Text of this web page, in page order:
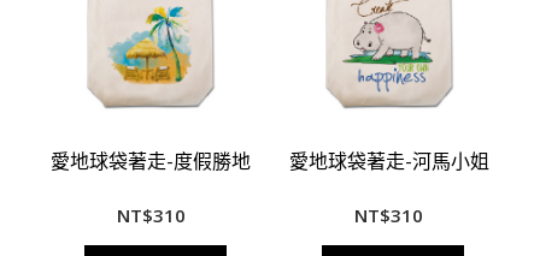
愛地球袋著走-度假勝地
NT$310
愛地球袋著走-河馬小姐
NT$310